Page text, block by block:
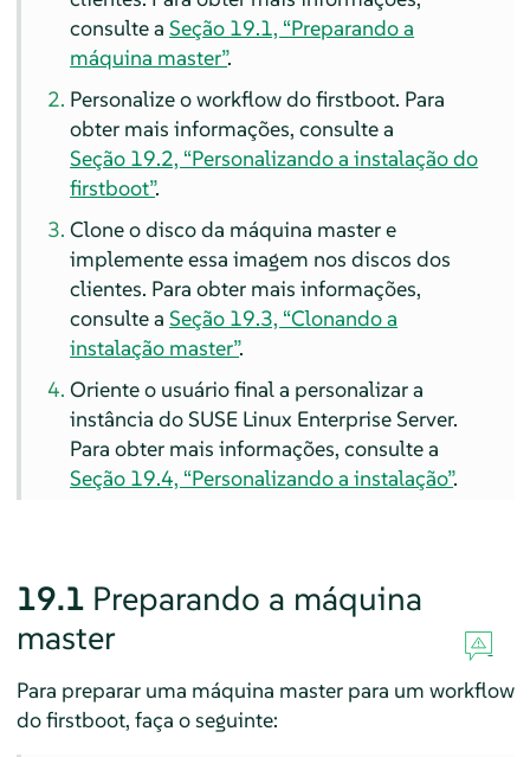
consulte aSeção 19.1, “Preparando a
máquina master”.
Personalize o workflow do firstboot. Para
obter mais informações, consulte a
Seção 19.2, “Personalizando a instalação do
firstboot”.
Clone o disco da máquina master e
implemente essa imagem nos discos dos
clientes. Para obter mais informações,
consulte aSeção 19.3, “Clonando a
instalação master”.
Oriente o usuário final a personalizar a
instância do SUSE Linux Enterprise Server.
Para obter mais informações, consulte a
Seção 19.4, “Personalizando a instalação”.
19.1 Preparando a máquina
master
Para preparar uma máquina master para um workflow
do firstboot, faça o seguinte: